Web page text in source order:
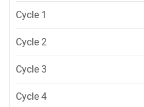
Cycle 1
Cycle 2
Cycle 3
Cycle 4